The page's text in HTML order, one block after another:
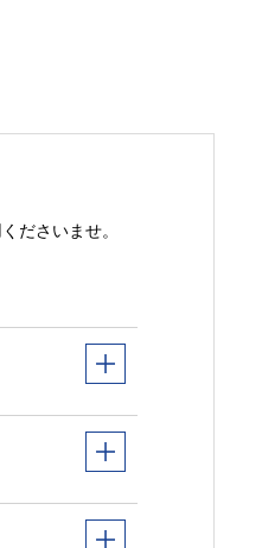
ださいませ。